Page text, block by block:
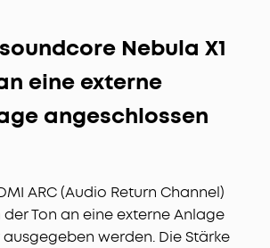
Nebula X1
eine externe
angeschlossen
ARC (Audio Return Channel)
der Ton an eine externe Anlage
werden. Die Stärke